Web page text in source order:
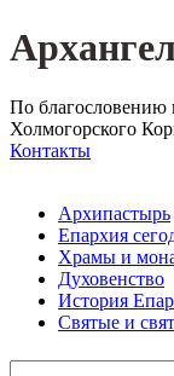
По благословению
Холмогорского
Контакты
Архипастырь
Епархия
Храмы и
Духовенство
История
Святые и